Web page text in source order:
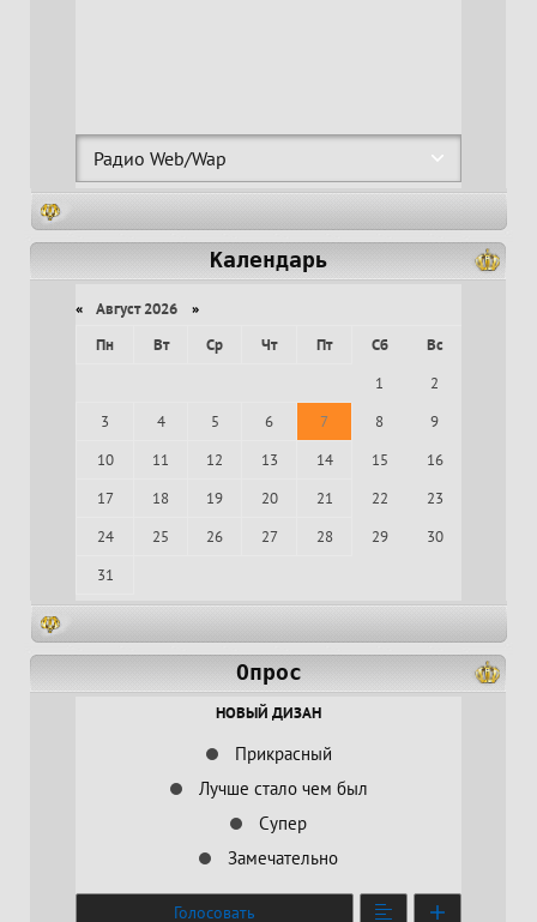
Календарь
« Август 2026 »
Пн
Вт Ср Чт Пт Сб
Вс
1
2
3
4 5 6 7 8
9
10
11 12 13 14 15
16
17
18 19 20 21 22
23
24
25 26 27 28 29
30
31
Опрос
НОВЫЙ ДИЗАН
Прикрасный
Лучше стало чем был
Супер
Замечательно
Голосовать